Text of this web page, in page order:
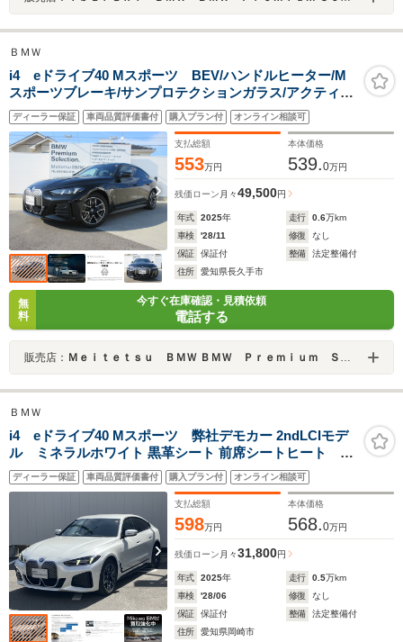
ＢＭＷ
i4 eドライブ40 Mスポーツ BEV/ハンドルヒーター/M
スポーツブレーキ/サンプロテクションガラス/アクティブ
クルーズコントロール/アップルカープレイ/18AW/デモカ
ー
ディーラー保証 車両品質評価書付 購入プラン付 オンライン相談可
支払総額
553万円
本体価格
539.0万円
残価ローン 月々49,500円
年式 2025年 走行 0.6万km
車検
'28/11 修復
なし
保証
保証付 整備
法定整備付
住所
愛知県長久手市
無
料
今すぐ在庫確認・見積依頼
電話する
販売店： Ｍｅｉｔｅｔｓｕ ＢＭＷ ＢＭＷ Ｐｒｅｍｉｕｍ Ｓｅｌｅｃｔｉｏｎ 長久手
ＢＭＷ
i4 eドライブ40 Mスポーツ 弊社デモカー 2ndLCIモデ
ル ミネラルホワイト 黒革シート 前席シートヒート ハ
ーマンカードン ヘッドアップディスプレイ ステアリ
ングヒーター Mトランクスポイラー TV Mスポーツ
ディーラー保証 車両品質評価書付 購入プラン付 オンライン相談可
支払総額
598万円
本体価格
568.0万円
残価ローン 月々31,800円
年式 2025年 走行 0.5万km
車検
'28/06 修復
なし
保証
保証付 整備
法定整備付
住所
愛知県岡崎市